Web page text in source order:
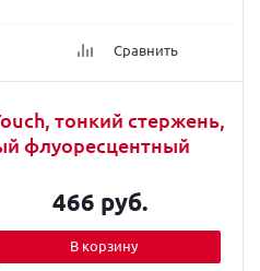
Сравнить
тонкий стержень,
флуоресцентный
466 руб.
В корзину